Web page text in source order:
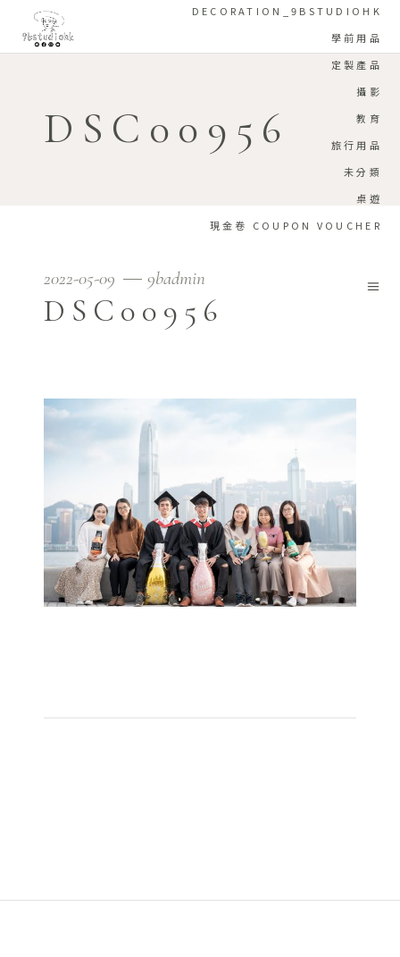
DECORATION_9BSTUDIOHK
學前用品
定製產品
攝影
教育
旅行用品
未分類
桌遊
現金卷 COUPON VOUCHER
DSC00956
2022-05-09 9badmin
DSC00956